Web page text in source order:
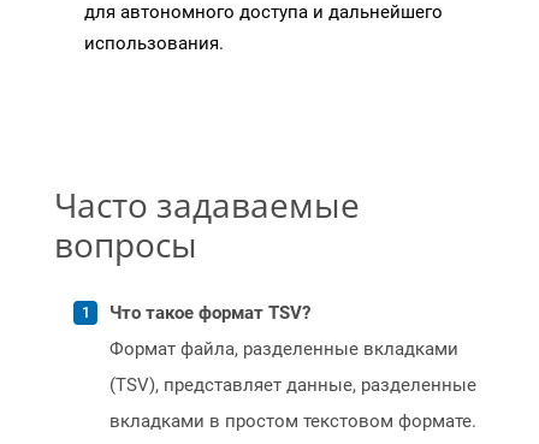
для автономного доступа и дальнейшего
использования.
Часто задаваемые
вопросы
Что такое формат TSV?
Формат файла, разделенные вкладками
(TSV), представляет данные, разделенные
вкладками в простом текстовом формате.